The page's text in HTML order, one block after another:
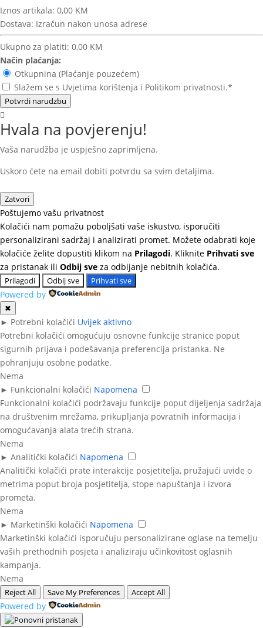
Iznos artikala: 0,00 KM
Dostava: Izračun nakon unosa adrese
Ukupno za platiti: 0,00 KM
Način plaćanja:
Otkupnina (Plaćanje pouzećem)
Slažem se s Uvjetima korištenja i Politikom privatnosti.*
Potvrdi narudzbu
Hvala na povjerenju!
Vaša narudžba je uspješno zaprimljena.
Uskoro ćete na email dobiti potvrdu sa svim detaljima.
Zatvori
Poštujemo vašu privatnost
Kolačići nam pomažu poboljšati vaše iskustvo, isporučiti
personalizirani sadržaj i analizirati promet. Možete odabrati koje
kolačiće želite dopustiti klikom na Prilagodi. Kliknite Prihvati sve
za pristanak ili Odbij sve za odbijanje nebitnih kolačića.
Prilagodi Odbij sve Prihvati sve
Powered by
✖
► Potrebni kolačići Uvijek aktivno
Potrebni kolačići omogućuju osnovne funkcije stranice poput
sigurnih prijava i podešavanja preferencija pristanka. Ne
pohranjuju osobne podatke.
Nema
► Funkcionalni kolačići Napomena
Funkcionalni kolačići podržavaju funkcije poput dijeljenja sadržaja
na društvenim mrežama, prikupljanja povratnih informacija i
omogućavanja alata trećih strana.
Nema
► Analitički kolačići Napomena
Analitički kolačići prate interakcije posjetitelja, pružajući uvide o
metrima poput broja posjetitelja, stope napuštanja i izvora
prometa.
Nema
► Marketinški kolačići Napomena
Marketinški kolačići isporučuju personalizirane oglase na temelju
vaših prethodnih posjeta i analiziraju učinkovitost oglasnih
kampanja.
Nema
Reject All Save My Preferences Accept All
Powered by